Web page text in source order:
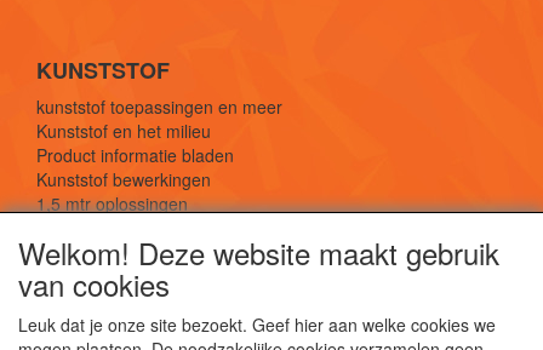
KUNSTSTOF
kunststof toepassingen en meer
Kunststof en het milieu
Product informatie bladen
Kunststof bewerkingen
1,5 mtr oplossingen
SOCIALE MEDIA
Welkom! Deze website maakt gebruik
van cookies
Leuk dat je onze site bezoekt. Geef hier aan welke cookies we